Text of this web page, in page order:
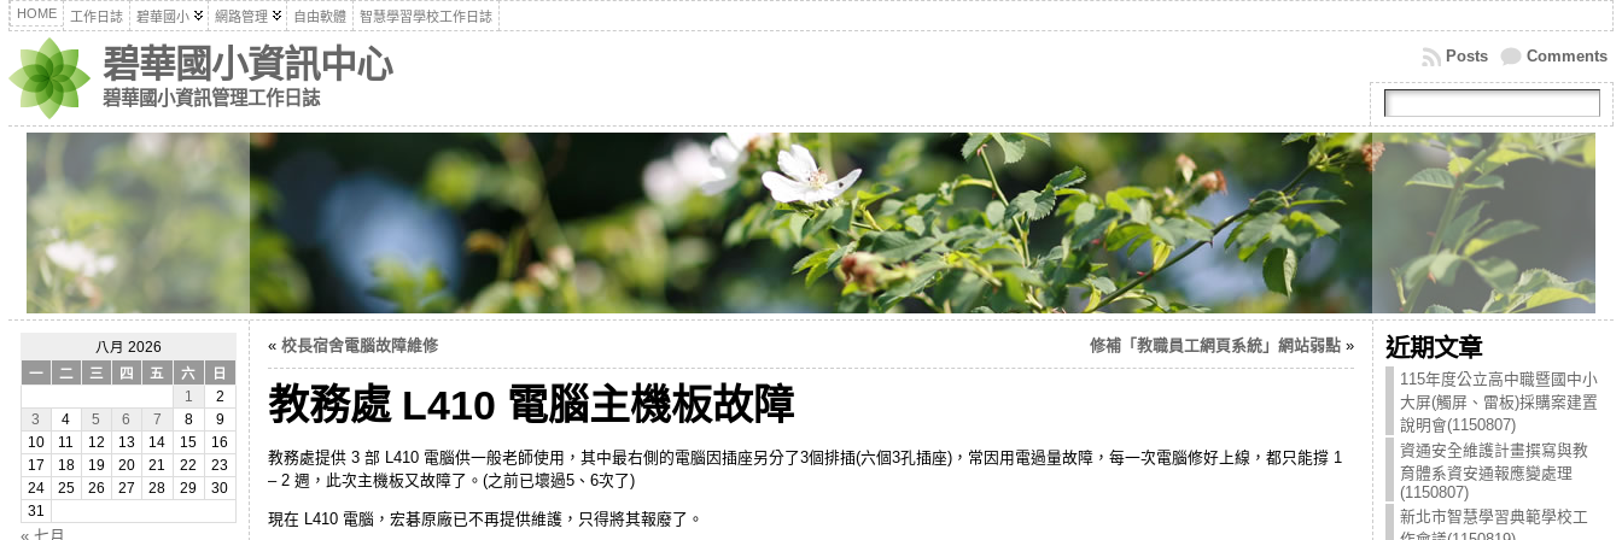
HOME 工作日誌 碧華國小 網路管理 自由軟體 智慧學習學校工作日誌
碧華國小資訊中心
碧華國小資訊管理工作日誌
Comments
Posts
八月 2026
一
二 三 四 五 六
日
1
2
3
4 5 6 7 8
9
10
11 12 13 14 15
16
17
18 19 20 21 22
23
24
25 26 27 28 29
30
31
« 七月
« 校長宿舍電腦故障維修 修補「教職員工網頁系統」網站弱點»
教務處 L410 電腦主機板故障
教務處提供 3 部 L410 電腦供一般老師使用，其中最右側的電腦因插座另分了3個排插(六個3孔插座)，常因用電過量故障，每一次電腦修好上線，都只能撐 1
– 2 週，此次主機板又故障了。(之前已壞過5、6次了)
現在 L410 電腦，宏碁原廠已不再提供維護，只得將其報廢了。
近期文章
115年度公立高中職暨國中小
大屏(觸屏、雷板)採購案建置
說明會(1150807)
資通安全維護計畫撰寫與教
育體系資安通報應變處理
(1150807)
新北市智慧學習典範學校工